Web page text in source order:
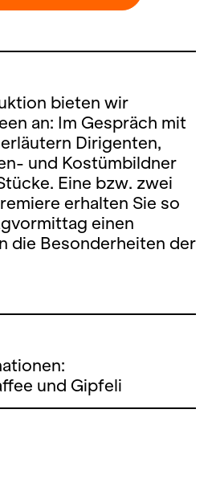
bieten wir
an: Im Gespräch mit
Dirigenten,
und Kostümbildner
Eine bzw. zwei
erhalten Sie so
einen
die Besonderheiten der
und Gipfeli